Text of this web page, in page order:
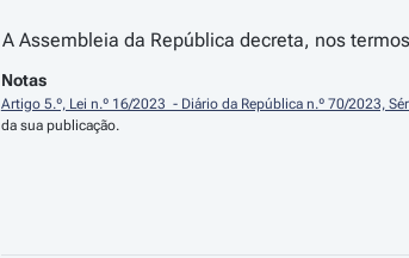
A Assembleia da República decreta, nos
Notas
Artigo 5.º, Lei n.º 16/2023  - Diário da República n.º 70/2023,
da sua publicação.